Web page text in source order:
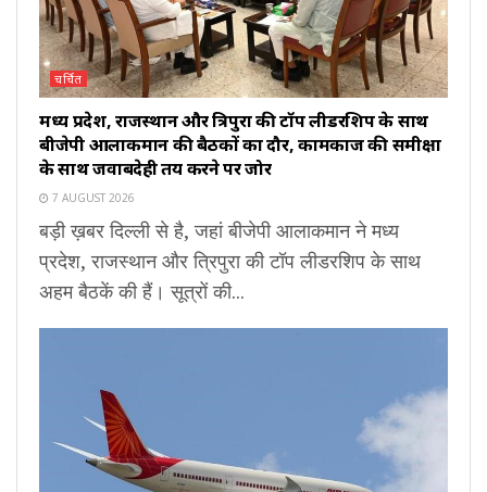
चर्चित
मध्य प्रदेश, राजस्थान और त्रिपुरा की टॉप लीडरशिप के साथ
बीजेपी आलाकमान की बैठकों का दौर, कामकाज की समीक्षा
के साथ जवाबदेही तय करने पर जोर
7 AUGUST 2026
बड़ी ख़बर दिल्ली से है, जहां बीजेपी आलाकमान ने मध्य
प्रदेश, राजस्थान और त्रिपुरा की टॉप लीडरशिप के साथ
अहम बैठकें की हैं। सूत्रों की...